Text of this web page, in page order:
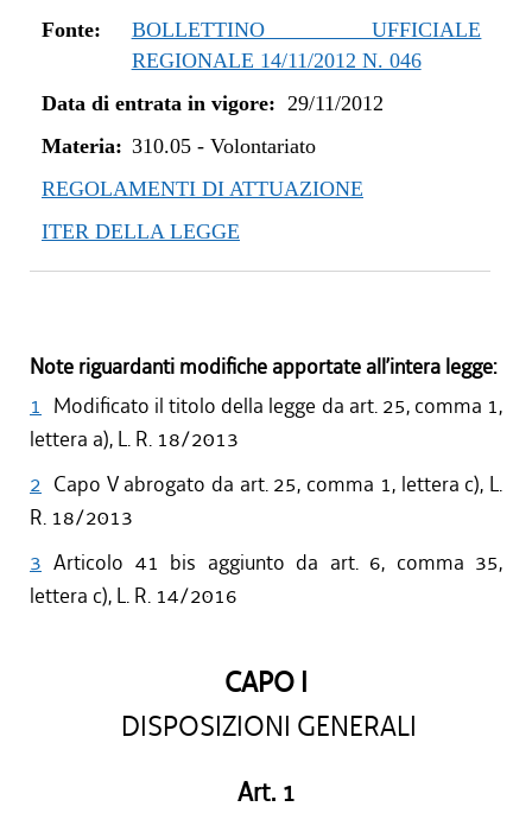
dal 07/01/2013 al 15/11/2013
dal 29/11/2012 al 06/01/2013
Fonte:
BOLLETTINO UFFICIALE
REGIONALE 14/11/2012 N. 046
Data di entrata in vigore: 29/11/2012
Materia: 310.05- Volontariato
REGOLAMENTI DI ATTUAZIONE
ITER DELLA LEGGE
Note riguardanti modifiche apportate all’intera legge:
1 Modificato il titolo della legge da art. 25, comma 1,
lettera a), L. R. 18/2013
2 Capo V abrogato da art. 25, comma 1, lettera c), L.
R. 18/2013
3 Articolo 41 bis aggiunto da art. 6, comma 35,
lettera c), L. R. 14/2016
CAPO I
DISPOSIZIONI GENERALI
Art. 1